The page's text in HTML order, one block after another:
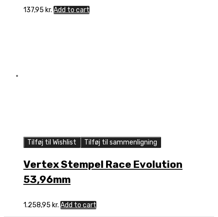
137,95 kr. Add to cart
Tilføj til Wishlist Tilføj til sammenligning
Vertex Stempel Race Evolution
53,96mm
1.258,95 kr. Add to cart